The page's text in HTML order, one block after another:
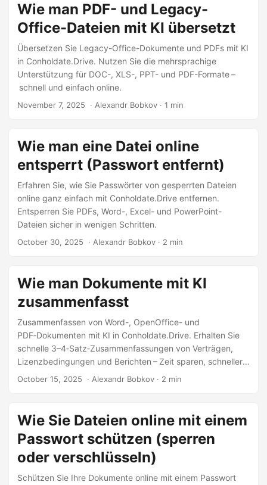
Wie man PDF- und Legacy-
Office-Dateien mit KI übersetzt
Übersetzen Sie Legacy-Office-Dokumente und PDFs mit KI
in Conholdate.Drive. Nutzen Sie die mehrsprachige
Unterstützung für DOC-, XLS-, PPT- und PDF-Formate –
schnell und einfach online.
November 7, 2025 ‎ · Alexandr Bobkov · 1 min
Wie man eine Datei online
entsperrt (Passwort entfernt)
Erfahren Sie, wie Sie Passwörter von gesperrten Dateien
online ganz einfach mit Conholdate.Drive entfernen.
Entsperren Sie PDFs, Word-, Excel- und PowerPoint-
Dateien sicher in wenigen Schritten.
October 30, 2025 ‎ · Alexandr Bobkov · 2 min
Wie man Dokumente mit KI
zusammenfasst
Zusammenfassen von Word-, OpenOffice- und
PDF‑Dokumenten mit KI in Conholdate.Drive. Erhalten Sie
schnelle 3–4‑Satz‑Zusammenfassungen von Verträgen,
Lizenzbedingungen und Berichten – Zeit sparen, schneller
verstehen und die Ergebnisse sogar in Ihre bevorzugte
October 15, 2025 ‎ · Alexandr Bobkov · 2 min
Wie Sie Dateien online mit einem
Passwort schützen (sperren
oder verschlüsseln)
Schützen Sie Ihre Dokumente online mit einem Passwort